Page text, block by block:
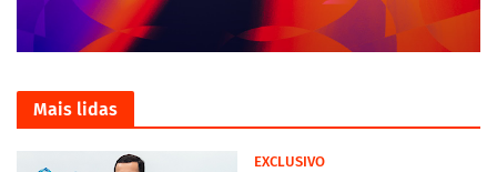
Mais lidas
EXCLUSIVO